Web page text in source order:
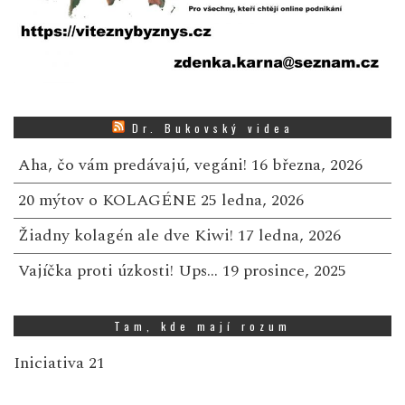
Dr. Bukovský videa
Aha, čo vám predávajú, vegáni! 16 března, 2026
20 mýtov o KOLAGÉNE 25 ledna, 2026
Žiadny kolagén ale dve Kiwi! 17 ledna, 2026
Vajíčka proti úzkosti! Ups… 19 prosince, 2025
Tam, kde mají rozum
Iniciativa 21